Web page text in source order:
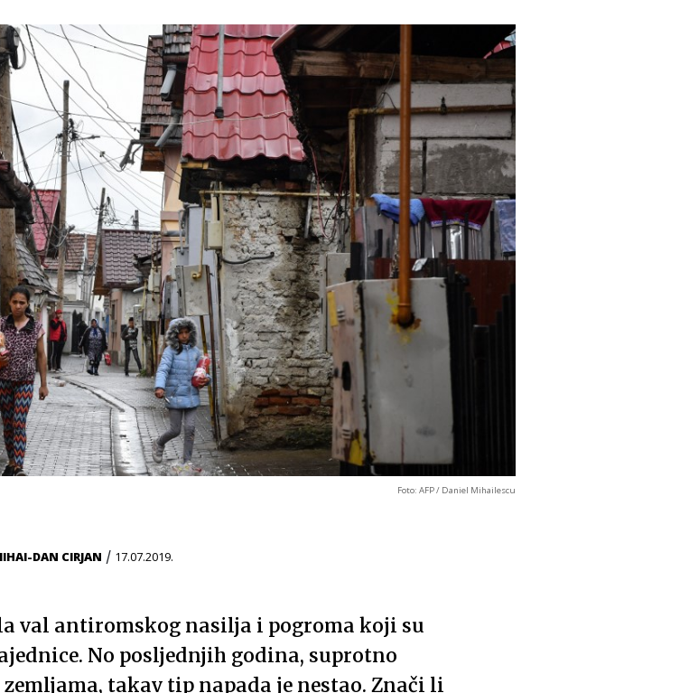
Foto: AFP / Daniel Mihailescu
DAN CIRJAN / 17.07.2019.
val antiromskog nasilja i pogroma koji su
No posljednjih godina, suprotno
takav tip napada je nestao. Znači li